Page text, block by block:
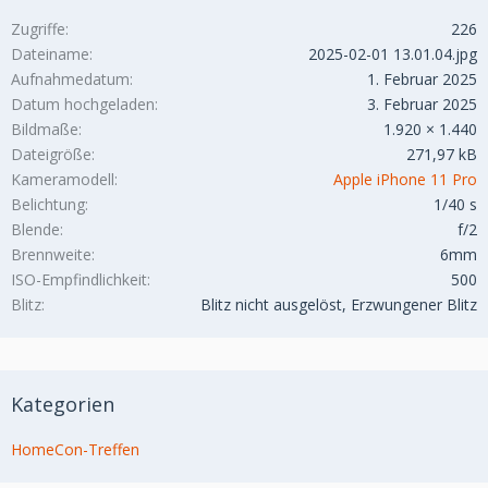
Zugriffe
226
Dateiname
2025-02-01 13.01.04.jpg
Aufnahmedatum
1. Februar 2025
Datum hochgeladen
3. Februar 2025
Bildmaße
1.920 × 1.440
Dateigröße
271,97 kB
Kameramodell
Apple iPhone 11 Pro
Belichtung
1/40 s
Blende
f/2
Brennweite
6mm
ISO-Empfindlichkeit
500
Blitz
Blitz nicht ausgelöst, Erzwungener Blitz
Kategorien
HomeCon-Treffen